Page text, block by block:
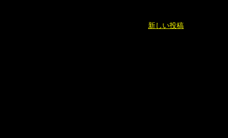
新しい投稿